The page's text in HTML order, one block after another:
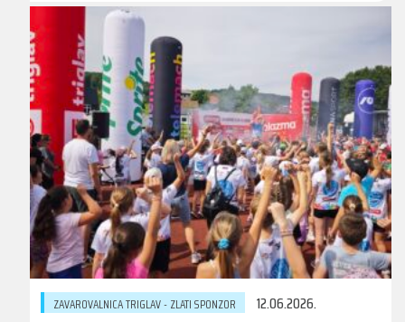
ZAVAROVALNICA TRIGLAV - ZLATI SPONZOR 12.06.2026.